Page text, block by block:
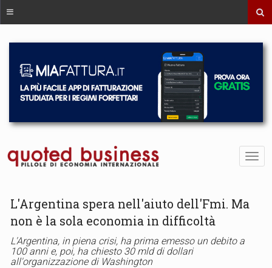
L'Argentina spera nell'aiuto dell'Fmi. Ma
non è la sola economia in difficoltà
L'Argentina, in piena crisi, ha prima emesso un debito a
100 anni e, poi, ha chiesto 30 mld di dollari
all'organizzazione di Washington